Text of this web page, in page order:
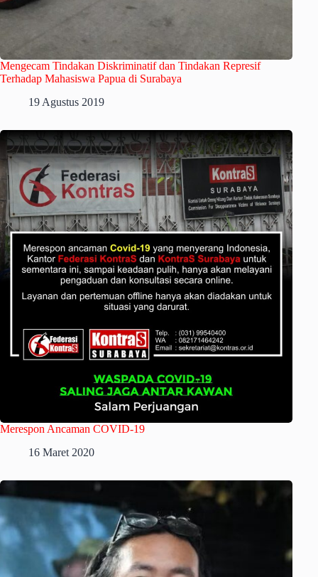
Mengecam Tindakan Diskriminatif dan Tindakan Represif
Terhadap Mahasiswa Papua di Surabaya
19 Agustus 2019
Merespon Ancaman COVID-19
16 Maret 2020